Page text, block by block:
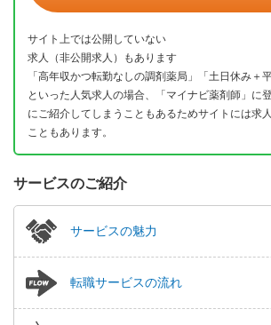
サイト上では公開していない
求人（非公開求人）もあります
「高年収かつ転勤なしの調剤薬局」「土日休み＋
といった人気求人の場合、「マイナビ薬剤師」に
にご紹介してしまうこともあるためサイトには求
こともあります。
サービスのご紹介
サービスの魅力
転職サービスの流れ